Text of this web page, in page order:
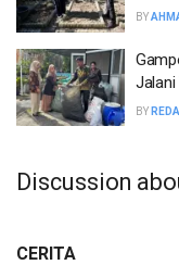
BY
Jalani
BY
Discussion
CERITA